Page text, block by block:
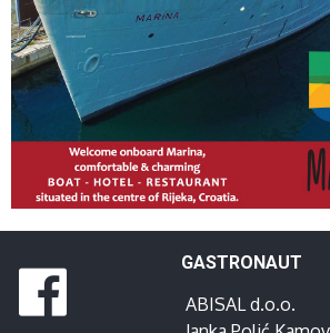
GASTRONAUT
ABISAL d.o.o.